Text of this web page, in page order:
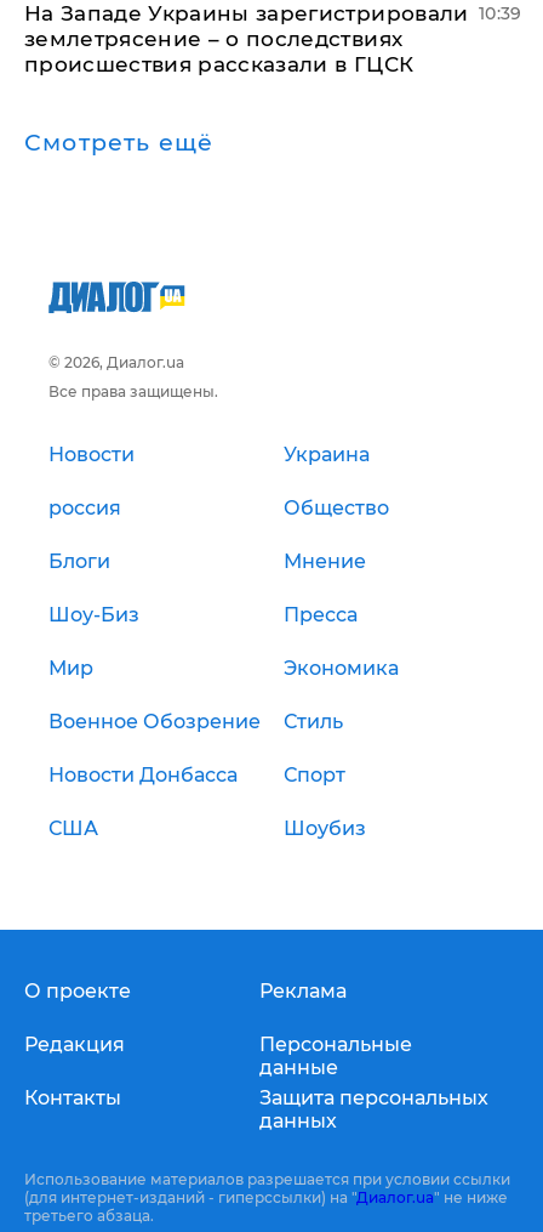
На Западе Украины зарегистрировали
землетрясение – о последствиях
происшествия рассказали в ГЦСК
10:39
Смотреть ещё
© 2026, Диалог.ua
Все права защищены.
Новости Украина
россия Общество
Блоги Мнение
Шоу-Биз Пресса
Мир Экономика
Военное Обозрение Стиль
Новости Донбасса Спорт
США Шоубиз
О проекте
Редакция
Контакты
Реклама
Персональные
данные
Защита персональных
данных
Использование материалов разрешается при условии ссылки
(для интернет-изданий - гиперссылки) на "Диалог.ua" не ниже
третьего абзаца.